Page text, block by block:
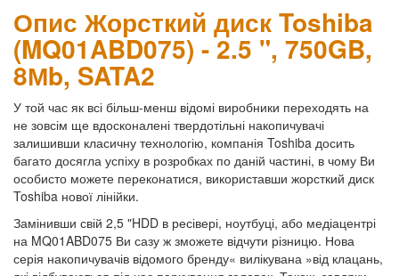
Опис Жорсткий диск Toshiba
(MQ01ABD075) - 2.5 ", 750GB,
8Мb, SATA2
У той час як всі більш-менш відомі виробники переходять на
не зовсім ще вдосконалені твердотільні накопичувачі
залишивши класичну технологію, компанія Toshiba досить
багато досягла успіху в розробках по даній частині, в чому Ви
особисто можете переконатися, використавши жорсткий диск
Toshiba нової лінійки.
Замінивши свій 2,5 "HDD в ресівері, ноутбуці, або медіацентрі
на MQ01ABD075 Ви сазу ж зможете відчути різницю. Нова
серія накопичувачів відомого бренду« вилікувана »від клацань,